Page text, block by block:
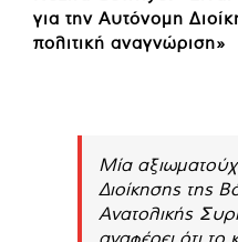
για την Αυτόνομη
πολιτική αναγνώριση»
Μία
Διοίκησης της
Ανατολικής